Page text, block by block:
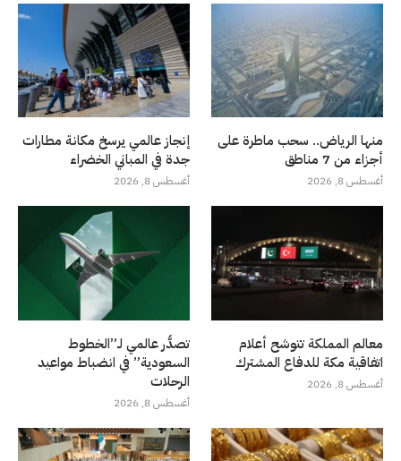
منها الرياض.. سحب ماطرة على
أجزاء من 7 مناطق
أغسطس 8, 2026
إنجاز عالمي يرسخ مكانة مطارات
جدة في المباني الخضراء
أغسطس 8, 2026
معالم المملكة تتوشح أعلام
اتفاقية مكة للدفاع المشترك
أغسطس 8, 2026
تصدُّر عالمي لـ”الخطوط
السعودية” في انضباط مواعيد
الرحلات
أغسطس 8, 2026